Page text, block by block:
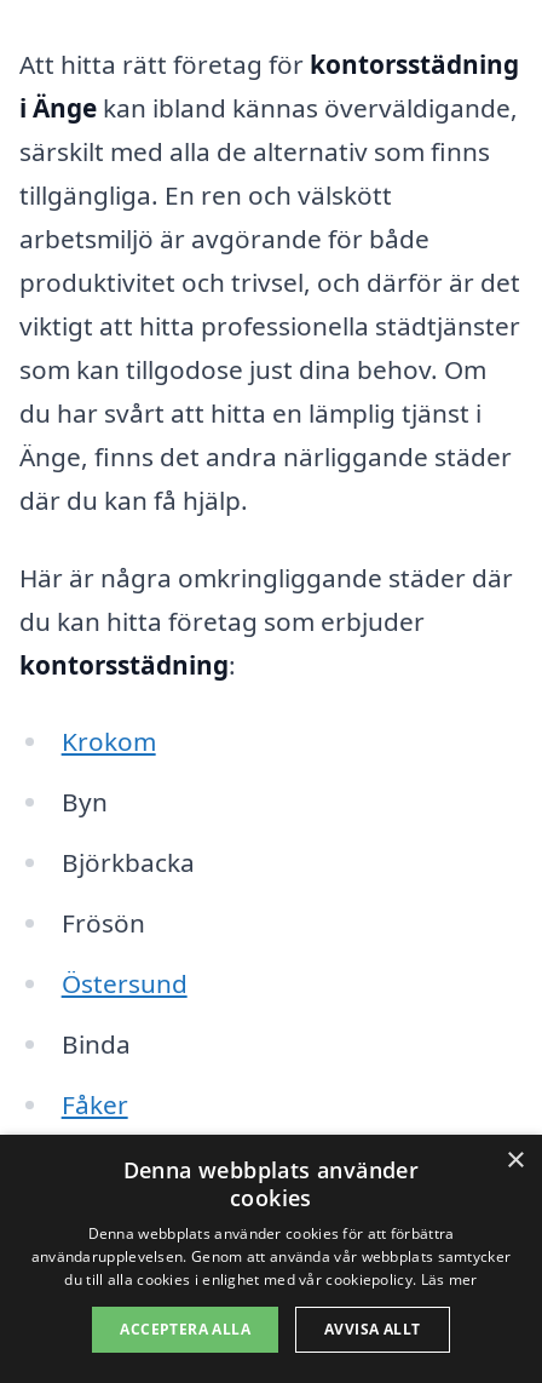
Att hitta rätt företag för kontorsstädning
i Änge kan ibland kännas överväldigande,
särskilt med alla de alternativ som finns
tillgängliga. En ren och välskött
arbetsmiljö är avgörande för både
produktivitet och trivsel, och därför är det
viktigt att hitta professionella städtjänster
som kan tillgodose just dina behov. Om
du har svårt att hitta en lämplig tjänst i
Änge, finns det andra närliggande städer
där du kan få hjälp.
Här är några omkringliggande städer där
du kan hitta företag som erbjuder
kontorsstädning:
Krokom
Byn
Björkbacka
Frösön
Östersund
Binda
Fåker
Aspås
Liatorp
Bodsjö
Genom att utvidga din sökning till dessa
×
Denna webbplats använder
cookies
Denna webbplats använder cookies för att förbättra
användarupplevelsen. Genom att använda vår webbplats samtycker
du till alla cookies i enlighet med vår cookiepolicy. Läs mer
ACCEPTERA ALLA AVVISA ALLT